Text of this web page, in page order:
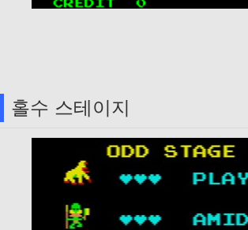
홀수 스테이지